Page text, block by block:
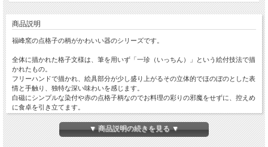
商品説明
福峰窯の点格子の柄がかわいい器のシリーズです。
全体に描かれた格子文様は、筆を用いず「一珍（いっちん）」という絵付技法で描
かれたもの。
フリーハンドで描かれ、絵具部分が少し盛り上がるその立体的でほのぼのとした表
情と手触り、独特な深い味わいを感じます。
白磁にシンプルな染付や赤の点格子柄なのでお料理の彩りの邪魔をせずに、控えめ
に食卓を引き立てます。
普段のお食事が、より楽しいものになりますように。
▼ 商品説明の続きを見る ▼